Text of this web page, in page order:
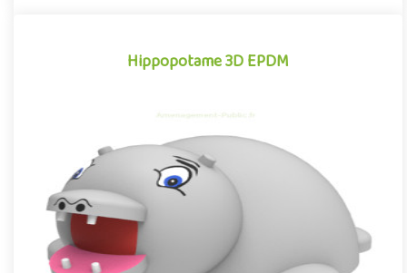
Hippopotame 3D EPDM
Hippopotame 3D EPDM
Module 3D pour aires de jeux extérieurs inspiré des univers des
dessins animés et des bandes dessinées, l'Hippopotame EPDM
Offre partenaire